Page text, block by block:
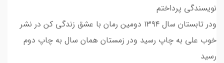
نویسندگی پرداختم
ودر تابستان سال ۱۳۹۴ دومین رمان با عشق زندگی کن در نشر
خوب علی به چاپ رسید ودر زمستان همان سال به چاپ دوم
رسید